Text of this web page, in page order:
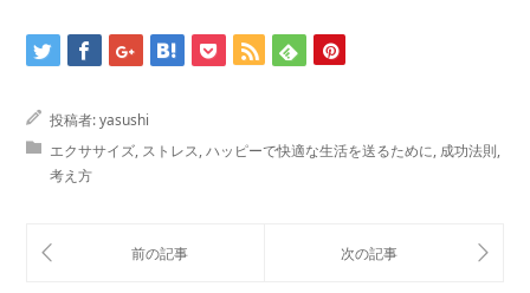
投稿者:yasushi
エクササイズ, ストレス,ハッピーで快適な生活を送るために, 成功法則,
考え方